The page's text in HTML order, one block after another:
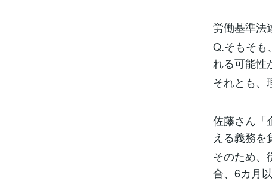
労働基準法
Q.そもそも
れる可能性
それとも、
佐藤さん「
える義務を
そのため、
合、6カ月